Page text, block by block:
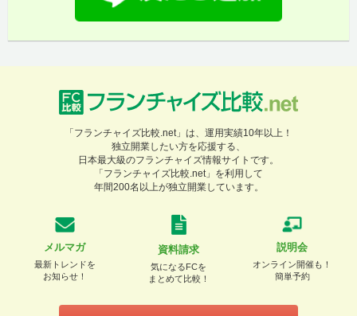
「フランチャイズ比較.net」は、運用実績10年以上！
独立開業したい方を応援する、
日本最大級のフランチャイズ情報サイトです。
「フランチャイズ比較.net」を利用して
年間200名以上が独立開業しています。
メルマガ
最新トレンドを
お知らせ！
資料請求
気になるFCを
まとめて比較！
説明会
オンライン開催も！
簡単予約